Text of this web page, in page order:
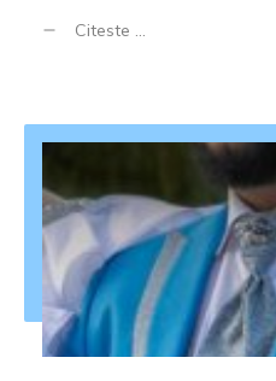
Citeste ...